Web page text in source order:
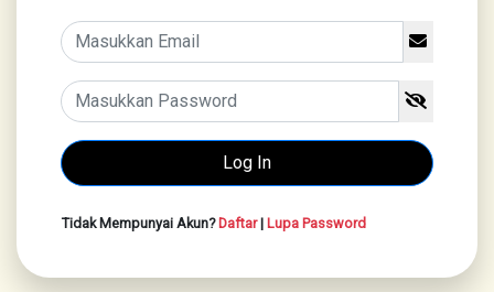
Tidak Mempunyai Akun?Daftar| Lupa Password